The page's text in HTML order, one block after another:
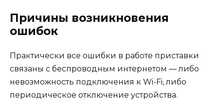
Причины возникновения
ошибок
Практически все ошибки в работе приставки
связаны с беспроводным интернетом — либо
невозможность подключения к Wi-Fi, либо
периодическое отключение устройства.